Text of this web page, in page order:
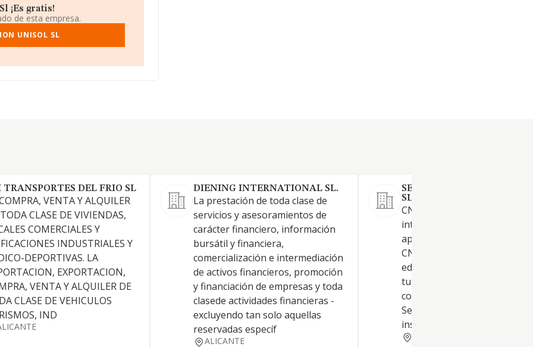
¡Es gratis!
de esta empresa.
UNISOL SL
TRANSPORTES DEL FRIO SL
VENTA Y ALQUILER
CLASE DE VIVIENDAS,
COMERCIALES Y
INDUSTRIALES Y
DEPORTIVAS. LA
EXPORTACION,
VENTA Y ALQUILER DE
CLASE DE VEHICULOS
IND
DIENING INTERNATIONAL SL.
La prestación de toda clase de
servicios y asesoramientos de
carácter financiero, información
bursátil y financiera,
comercialización e intermediación
de activos financieros, promoción
y financiación de empresas y toda
clasede actividades financieras -
excluyendo tan solo aquellas
reservadas específ
ALICANTE
SERVIHOUSES ALICANTE
SL.
CNAE 8240. Actividades de
intermediación para
apoyo a las empresas n.c.o.p.
CNAE 4335. Otro acabado de
edificios. CNAE 5520.
turísticos y otros
corta estancia. CNAE 8110.
Servicios integrales a
instalaciones